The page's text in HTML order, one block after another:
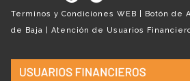
Terminos y Condiciones WEB Botón de
de Baja
Atención de Usuarios